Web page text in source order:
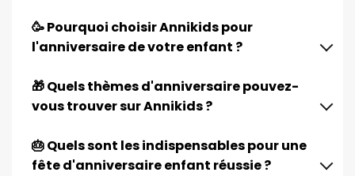
🥳 Pourquoi choisir Annikids pour
l'anniversaire de votre enfant ?
🎁 Quels thèmes d'anniversaire pouvez-
vous trouver sur Annikids ?
🎂 Quels sont les indispensables pour une
fête d'anniversaire enfant réussie ?